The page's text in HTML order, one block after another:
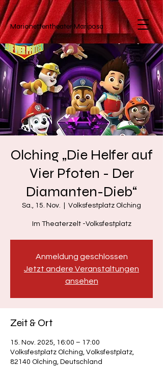
Marionettentheater Mariposa
Olching „Die Helfer auf
Vier Pfoten - Der
Diamanten-Dieb“
Sa., 15. Nov. Volksfestplatz Olching
Im Theaterzelt -Volksfestplatz
Anmeldung geschlossen
Jetzt andere Veranstaltungen
ansehen
Zeit & Ort
15. Nov. 2025, 16:00 – 17:00
Volksfestplatz Olching, Volksfestplatz,
82140 Olching, Deutschland